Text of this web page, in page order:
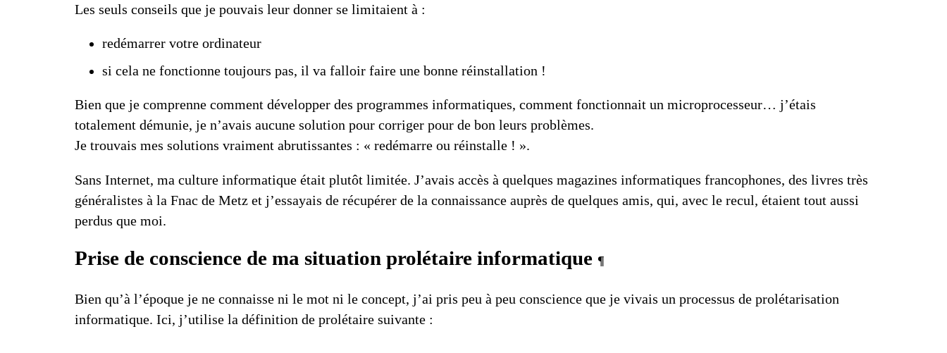
Les seuls conseils que je pouvais leur donner se limitaient à :
redémarrer votre ordinateur
si cela ne fonctionne toujours pas, il va falloir faire une bonne réinstallation !
Bien que je comprenne comment développer des programmes informatiques, comment fonctionnait un microprocesseur… j’étais
totalement démunie, je n’avais aucune solution pour corriger pour de bon leurs problèmes.
Je trouvais mes solutions vraiment abrutissantes : « redémarre ou réinstalle ! ».
Sans Internet, ma culture informatique était plutôt limitée. J’avais accès à quelques magazines informatiques francophones, des livres très
généralistes à la Fnac de Metz et j’essayais de récupérer de la connaissance auprès de quelques amis, qui, avec le recul, étaient tout aussi
perdus que moi.
Prise de conscience de ma situation prolétaire informatique ¶
Bien qu’à l’époque je ne connaisse ni le mot ni le concept, j’ai pris peu à peu conscience que je vivais un processus de prolétarisation
informatique. Ici, j’utilise la définition de prolétairesuivante :